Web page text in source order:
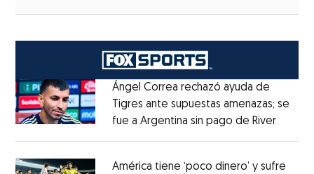
Ángel Correa rechazó ayuda de
Tigres ante supuestas amenazas; se
fue a Argentina sin pago de RiverOpens
América tiene ‘poco dinero’ y sufre